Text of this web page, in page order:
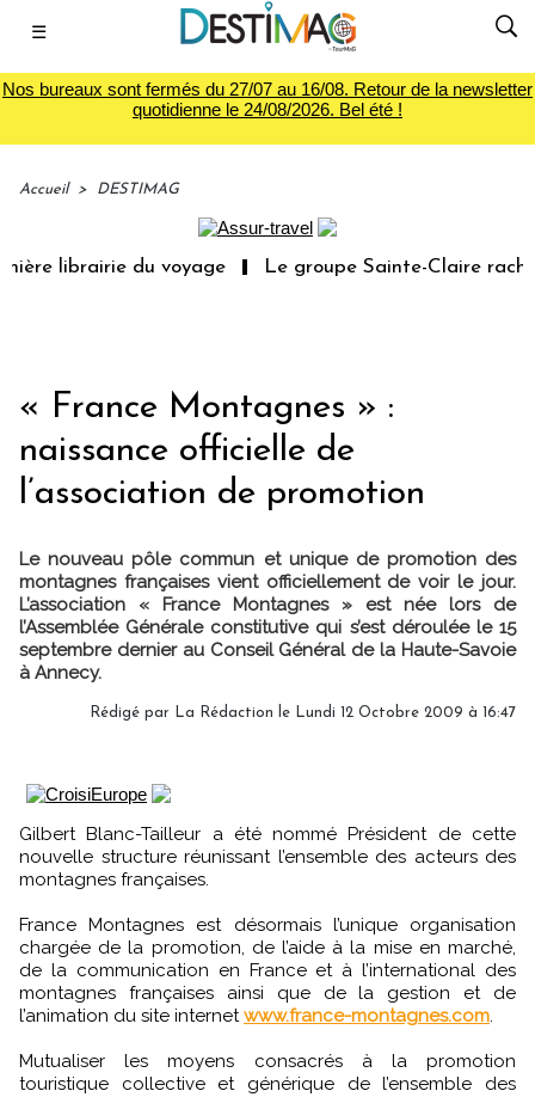
☰
Nos bureaux sont fermés du 27/07 au 16/08. Retour de la newsletter
quotidienne le 24/08/2026. Bel été !
Accueil > DESTIMAG
librairie du voyage Le groupe Sainte-Claire
« France Montagnes » :
naissance officielle de
l’association de promotion
Le nouveau pôle commun et unique de promotion des
montagnes françaises vient officiellement de voir le jour.
L’association « France Montagnes » est née lors de
l’Assemblée Générale constitutive qui s’est déroulée le 15
septembre dernier au Conseil Général de la Haute-Savoie
à Annecy.
Rédigé par La Rédaction le Lundi 12 Octobre 2009 à 16:47
Gilbert Blanc-Tailleur a été nommé Président de cette
nouvelle structure réunissant l’ensemble des acteurs des
montagnes françaises.
France Montagnes est désormais l’unique organisation
chargée de la promotion, de l’aide à la mise en marché,
de la communication en France et à l’international des
montagnes françaises ainsi que de la gestion et de
l’animation du site internet www.france-montagnes.com
Mutualiser les moyens consacrés à la promotion
touristique collective et générique de l’ensemble des